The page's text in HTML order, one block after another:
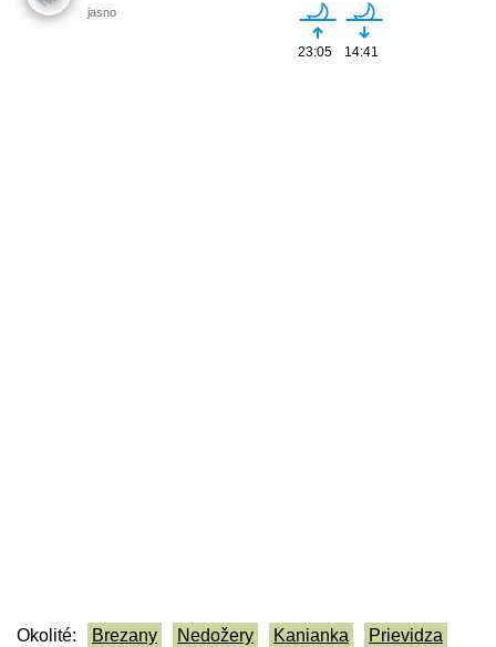
jasno
23:05 14:41
Okolité: Brezany Nedožery Kanianka
Prievidza